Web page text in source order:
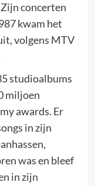
concerten
kwam het
volgens MTV
studioalbums
miljoen
awards. Er
in zijn
was en bleef
in zijn